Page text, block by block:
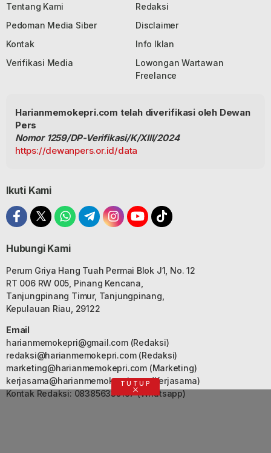
Tentang Kami
Redaksi
Pedoman Media Siber
Disclaimer
Kontak
Info Iklan
Verifikasi Media
Lowongan Wartawan
Freelance
Harianmemokepri.com telah diverifikasi oleh Dewan
Pers
Nomor 1259/DP-Verifikasi/K/XIII/2024
https://dewanpers.or.id/data
Ikuti Kami
Hubungi Kami
Perum Griya Hang Tuah Permai Blok J1, No. 12
RT 006 RW 005, Pinang Kencana,
Tanjungpinang Timur, Tanjungpinang,
Kepulauan Riau, 29122
Email
harianmemokepri@gmail.com(Redaksi)
redaksi@harianmemokepri.com(Redaksi)
marketing@harianmemokepri.com(Marketing)
kerjasama@harianmemokepri.com(Kerjasama)
Kontak Redaksi: 083856335187 (Whatsapp)
TUTUP